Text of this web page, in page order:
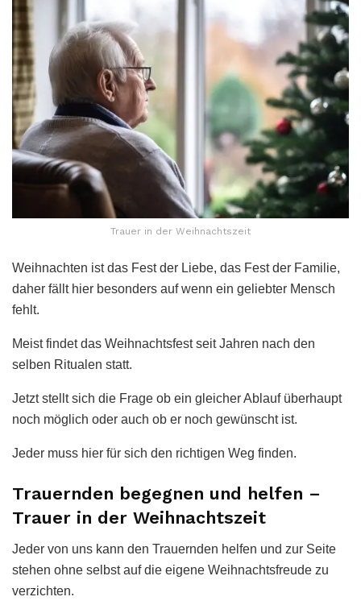
Trauer in der Weihnachtszeit
Weihnachten ist das Fest der Liebe, das Fest der Familie,
daher fällt hier besonders auf wenn ein geliebter Mensch
fehlt.
Meist findet das Weihnachtsfest seit Jahren nach den
selben Ritualen statt.
Jetzt stellt sich die Frage ob ein gleicher Ablauf überhaupt
noch möglich oder auch ob er noch gewünscht ist.
Jeder muss hier für sich den richtigen Weg finden.
Trauernden begegnen und helfen –
Trauer in der Weihnachtszeit
Jeder von uns kann den Trauernden helfen und zur Seite
stehen ohne selbst auf die eigene Weihnachtsfreude zu
verzichten.